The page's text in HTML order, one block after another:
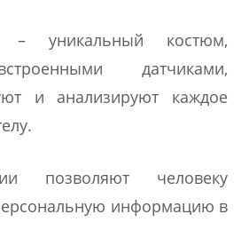
– уникальный костюм,
датчиками,
и анализируют каждое
позволяют человеку
информацию в